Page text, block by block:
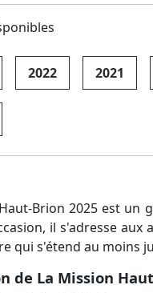
2022 2021
Brion 2025 est un
il s'adresse
qui s'étend au moins
de La Mission